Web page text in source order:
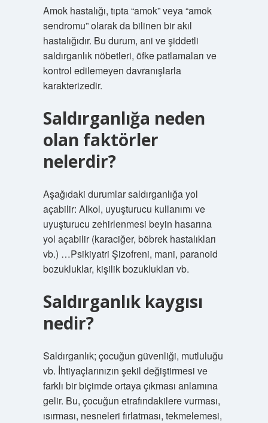
Amok hastalığı, tıpta “amok” veya “amok
sendromu” olarak da bilinen bir akıl
hastalığıdır. Bu durum, ani ve şiddetli
saldırganlık nöbetleri, öfke patlamaları ve
kontrol edilemeyen davranışlarla
karakterizedir.
Saldırganlığa neden
olan faktörler
nelerdir?
Aşağıdaki durumlar saldırganlığa yol
açabilir: Alkol, uyuşturucu kullanımı ve
uyuşturucu zehirlenmesi beyin hasarına
yol açabilir (karaciğer, böbrek hastalıkları
vb.) …Psikiyatri Şizofreni, mani, paranoid
bozukluklar, kişilik bozuklukları vb.
Saldırganlık kaygısı
nedir?
Saldırganlık; çocuğun güvenliği, mutluluğu
vb. İhtiyaçlarınızın şekil değiştirmesi ve
farklı bir biçimde ortaya çıkması anlamına
gelir. Bu, çocuğun etrafındakilere vurması,
ısırması, nesneleri fırlatması, tekmelemesi,